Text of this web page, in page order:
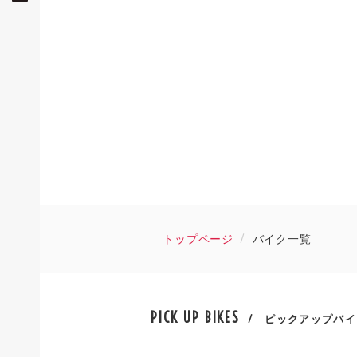
トップページ バイク一覧
PICK UP BIKES / ピックアップバ